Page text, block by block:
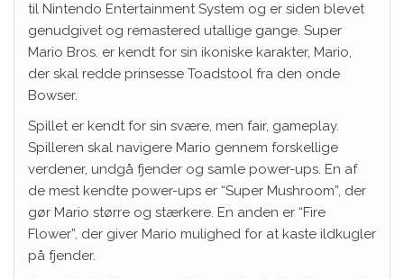
til Nintendo Entertainment System og er siden blevet
genudgivet og remastered utallige gange. Super
Mario Bros. er kendt for sin ikoniske karakter, Mario,
der skal redde prinsesse Toadstool fra den onde
Bowser.
Spillet er kendt for sin svære, men fair, gameplay.
Spilleren skal navigere Mario gennem forskellige
verdener, undgå fjender og samle power-ups. En af
de mest kendte power-ups er “Super Mushroom”, der
gør Mario større og stærkere. En anden er “Fire
Flower”, der giver Mario mulighed for at kaste ildkugler
på fjender.